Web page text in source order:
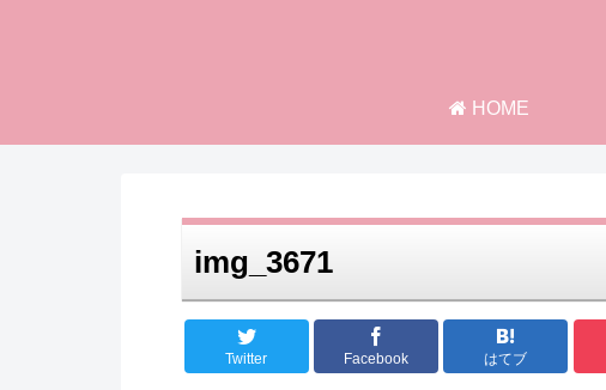
HOME
img_3671
Twitter Facebook はてブ